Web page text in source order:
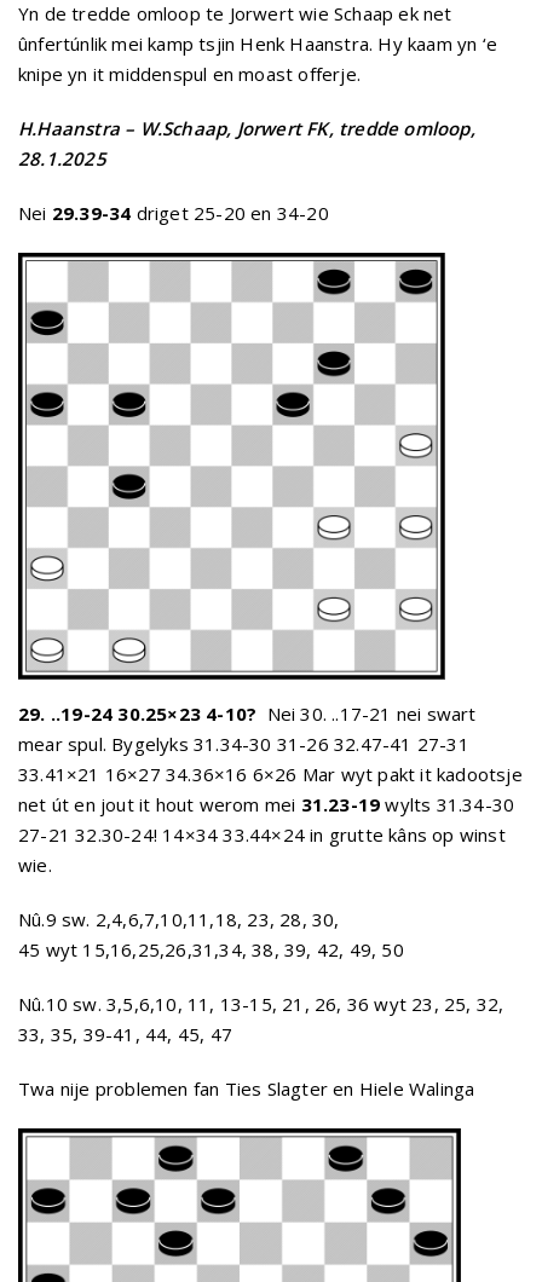
Yn de tredde omloop te Jorwert wie Schaap ek net
ûnfertúnlik mei kamp tsjin Henk Haanstra. Hy kaam yn ‘e
knipe yn it middenspul en moast offerje.
H.Haanstra – W.Schaap, Jorwert FK, tredde omloop,
28.1.2025
Nei 29.39-34 driget 25-20 en 34-20
29. ..19-24 30.25×23 4-10? Nei 30. ..17-21 nei swart
mear spul. Bygelyks 31.34-30 31-26 32.47-41 27-31
33.41×21 16×27 34.36×16 6×26 Mar wyt pakt it kadootsje
net út en jout it hout werom mei 31.23-19wylts 31.34-30
27-21 32.30-24! 14×34 33.44×24 in grutte kâns op winst
wie.
Nû.9 sw. 2,4,6,7,10,11,18, 23, 28, 30,
45 wyt 15,16,25,26,31,34, 38, 39, 42, 49, 50
Nû.10 sw. 3,5,6,10, 11, 13-15, 21, 26, 36 wyt 23, 25, 32,
33, 35, 39-41, 44, 45, 47
Twa nije problemen fan Ties Slagter en Hiele Walinga